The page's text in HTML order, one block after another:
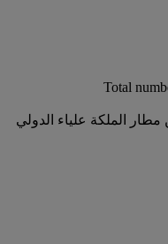
Total
من مطار الملكة علياء الدولي